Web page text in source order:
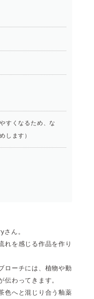
すくなるため、な
します）
ん。
れを感じる作品を作り
ローチには、植物や動
伝わってきます。
色へと混じり合う釉薬